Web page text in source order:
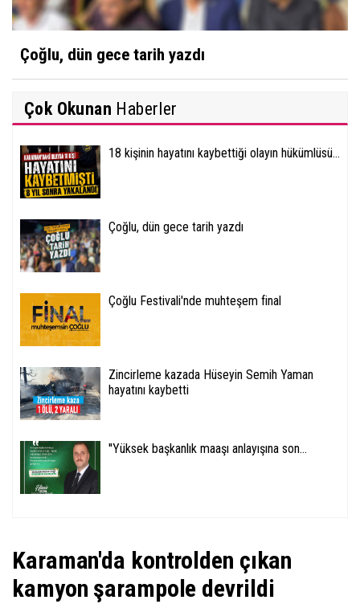
Çoğlu, dün gece tarih yazdı
Çok Okunan Haberler
18 kişinin hayatını kaybettiği olayın hükümlüsü...
Çoğlu, dün gece tarih yazdı
Çoğlu Festivali'nde muhteşem final
Zincirleme kazada Hüseyin Semih Yaman
hayatını kaybetti
''Yüksek başkanlık maaşı anlayışına son...
Karaman'da kontrolden çıkan
kamyon şarampole devrildi